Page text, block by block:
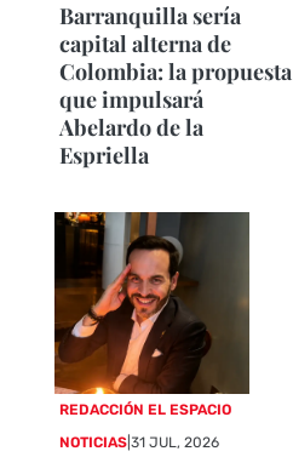
Barranquilla sería
capital alterna de
Colombia: la propuesta
que impulsará
Abelardo de la
Espriella
REDACCIÓN EL ESPACIO
NOTICIAS |31 JUL, 2026